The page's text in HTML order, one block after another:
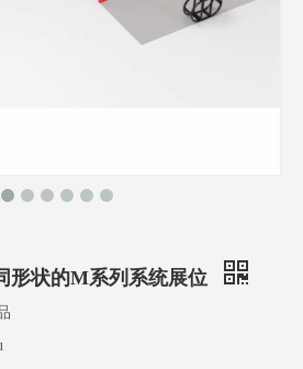
形状的M系列系统展位